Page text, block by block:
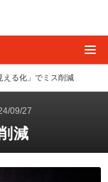
る化」でミス削減
09/27
減